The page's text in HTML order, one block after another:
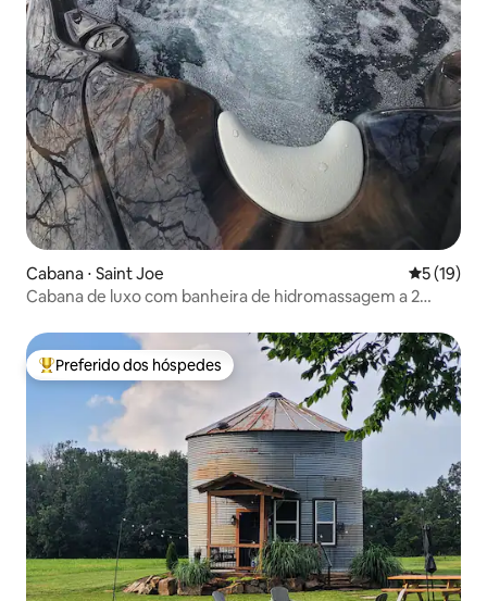
Cabana ⋅ Saint Joe 5 de uma
5 (19)
Cabana de luxo com banheira de hidromassagem a 2
Entre os melhores preferidos dos hóspedes
Preferido dos hóspedes